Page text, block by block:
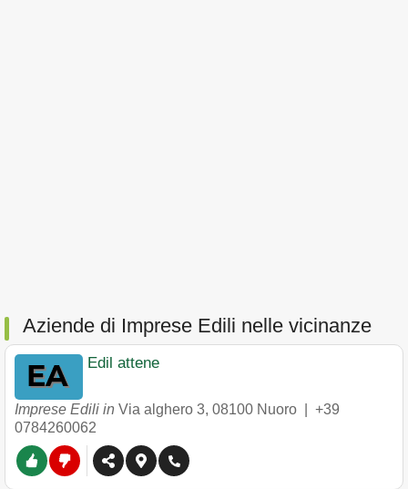
Aziende di Imprese Edili nelle vicinanze
Edil attene
Imprese Edili in Via alghero 3, 08100 Nuoro
+39
0784260062